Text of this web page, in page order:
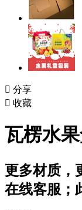
 分享
 收藏
瓦楞水
更多材质，
在线客服；